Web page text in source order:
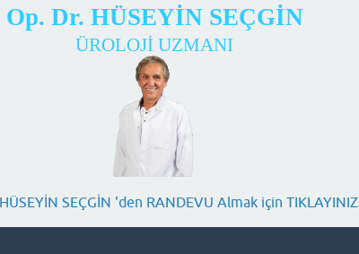
Op. Dr. HÜSEYİN SEÇGİN
ÜROLOJİ UZMANI
SEÇGİN 'den RANDEVU Almak için TIKLAYINIZ.